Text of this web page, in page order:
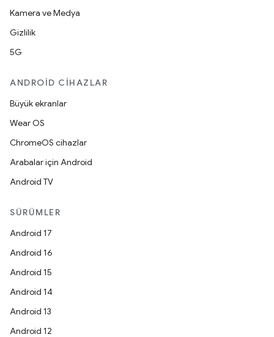
Kamera ve Medya
Gizlilik
5G
ANDROID CIHAZLAR
Büyük ekranlar
Wear OS
ChromeOS cihazlar
Arabalar için Android
Android TV
SÜRÜMLER
Android 17
Android 16
Android 15
Android 14
Android 13
Android 12